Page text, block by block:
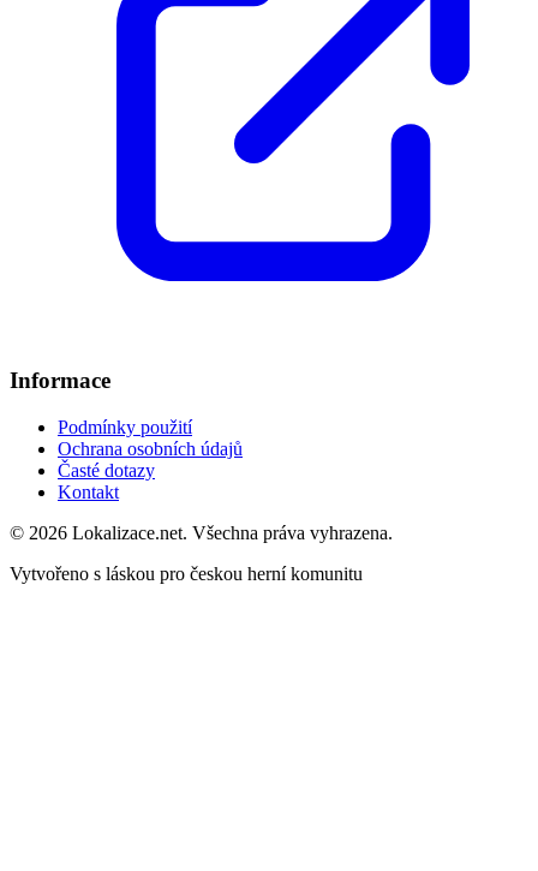
Informace
Podmínky použití
Ochrana osobních údajů
Časté dotazy
Kontakt
© 2026 Lokalizace.net. Všechna práva vyhrazena.
Vytvořeno s láskou pro českou herní komunitu